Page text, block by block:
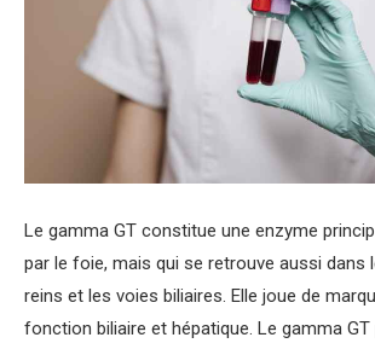
Le gamma GT constitue une enzyme
par le foie, mais qui se retrouve aussi dans
reins et les voies biliaires. Elle joue de
fonction biliaire et hépatique. Le gamma